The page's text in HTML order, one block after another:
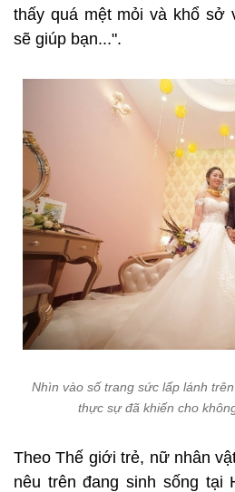
thấy quá mệt mỏi và khổ sở
sẽ giúp bạn...".
Nhìn vào số trang sức lấp lánh
thực sự đã khiến cho
Theo Thế giới trẻ, nữ nhân
nêu trên đang sinh sống tại